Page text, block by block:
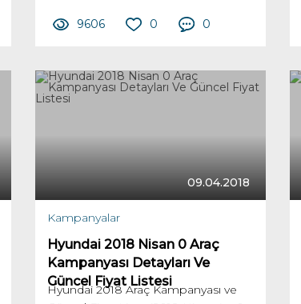
9606 0 0
09.04.2018
Kampanyalar
Hyundai 2018 Nisan 0 Araç
Kampanyası Detayları Ve
Güncel Fiyat Listesi
Hyundai 2018 Araç Kampanyası ve